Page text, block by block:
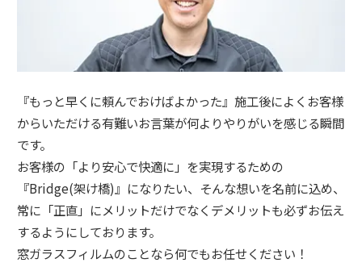
『もっと早くに頼んでおけばよかった』施工後によくお客様
からいただける有難いお言葉が何よりやりがいを感じる瞬間
です。
お客様の「より安心で快適に」を実現するための
『Bridge(架け橋)』になりたい、そんな想いを名前に込め、
常に「正直」にメリットだけでなくデメリットも必ずお伝え
するようにしております。
窓ガラスフィルムのことなら何でもお任せください！